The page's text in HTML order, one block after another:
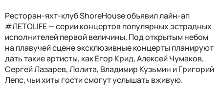
Ресторан-яхт-клуб ShoreHouse объявил лайн-ап
#ЛЕТОLIFE —серии концертов популярных эстрадных
исполнителей первой величины. Под открытым небом
на плавучей сцене эксклюзивные концерты планируют
дать такие артисты, как Егор Крид, Алексей Чумаков,
Сергей Лазарев, Лолита, Владимир Кузьмин и Григорий
Лепс, чьи хиты гости смогут услышать вживую.